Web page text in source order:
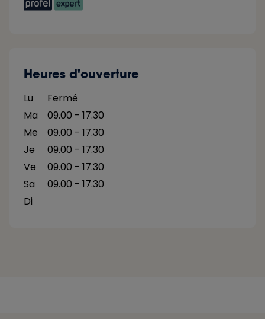
Heures d'ouverture
Lu
Fermé
Ma
09.00 - 17.30
Me
09.00 - 17.30
Je
09.00 - 17.30
Ve
09.00 - 17.30
Sa
09.00 - 17.30
Di